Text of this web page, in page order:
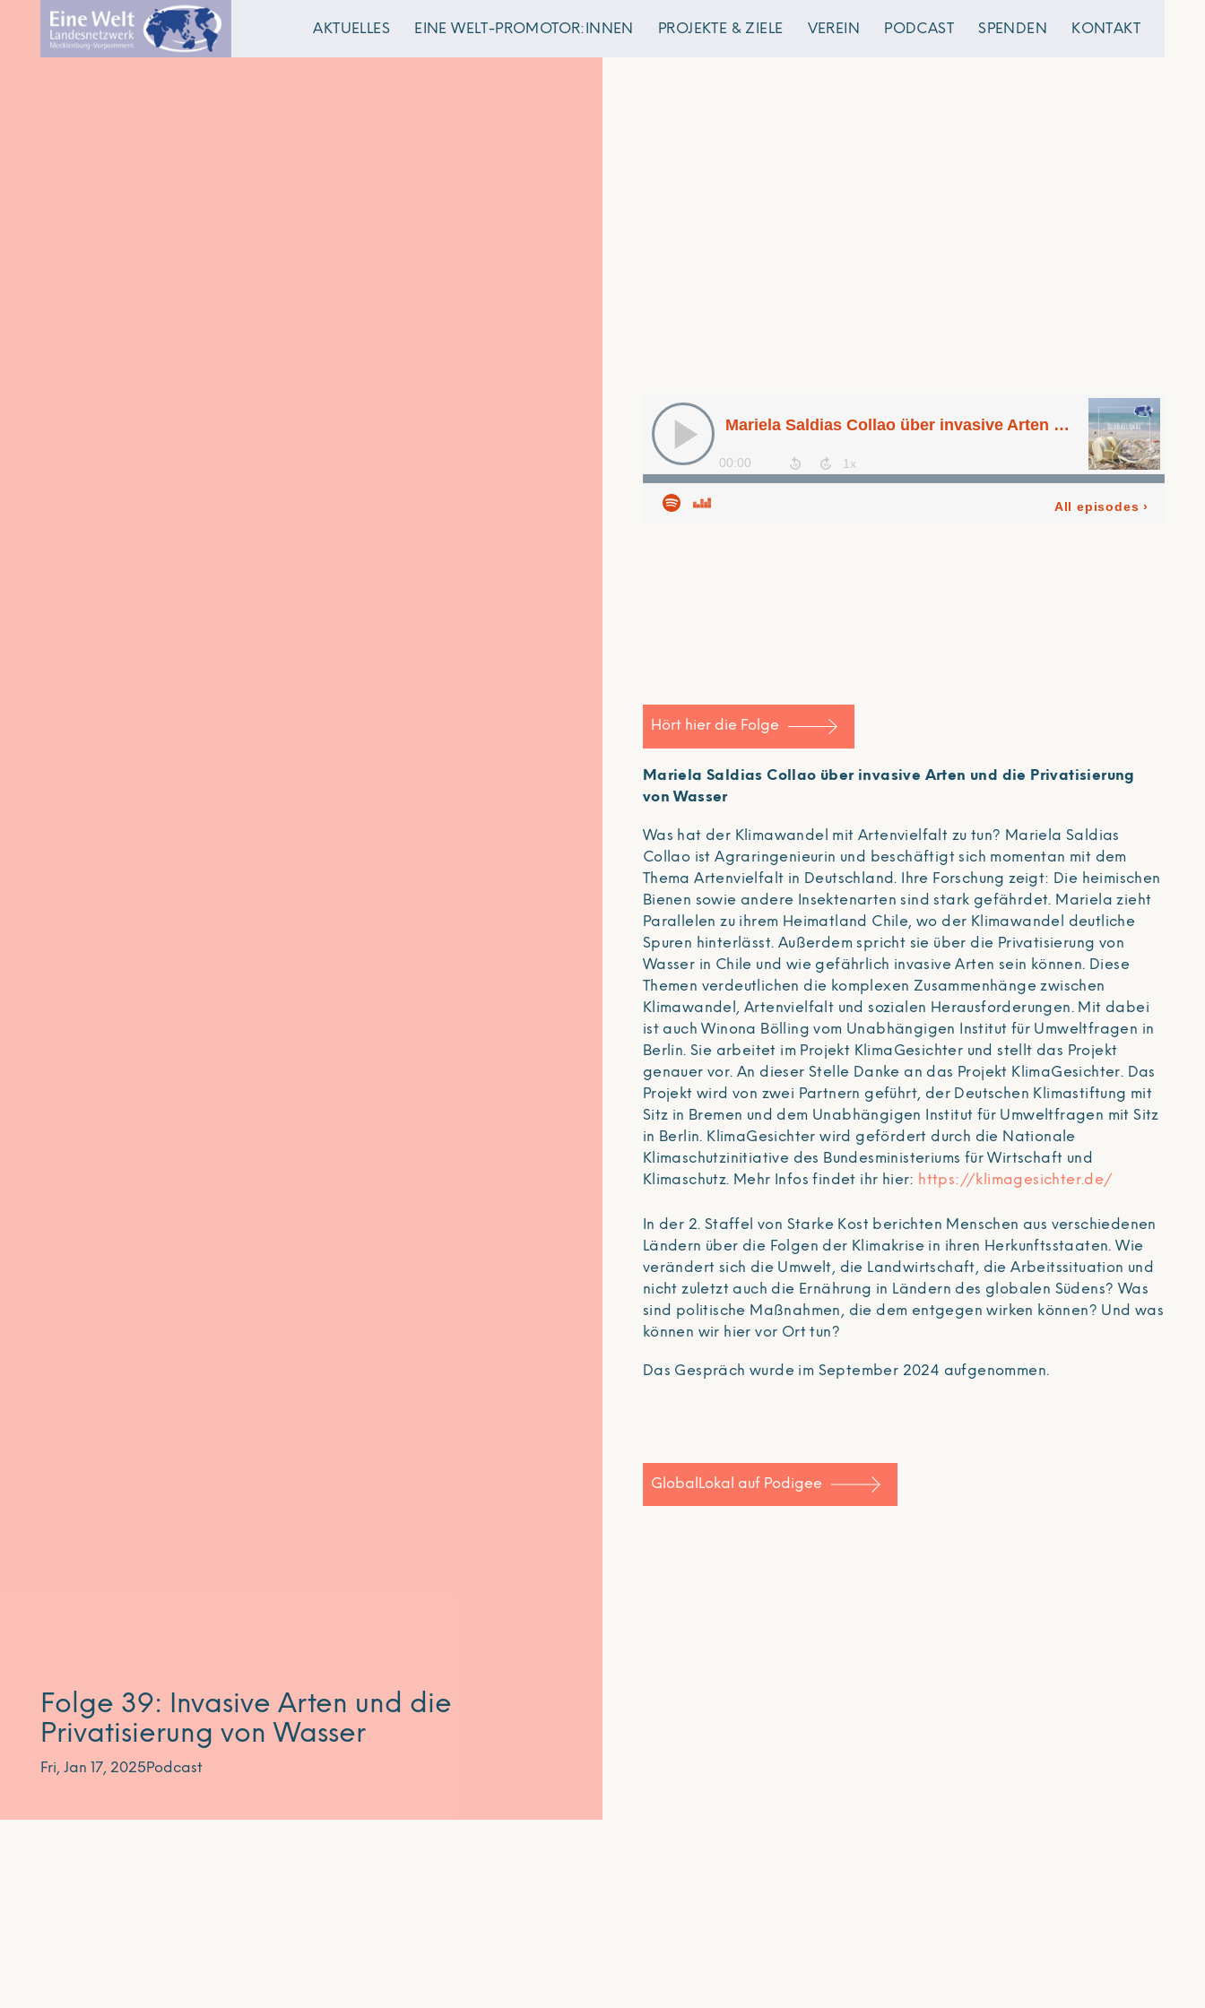
AKTUELLES EINE WELT-PROMOTOR:INNEN PROJEKTE & ZIELE VEREIN PODCAST SPENDEN KONTAKT
Folge 39: Invasive Arten und die
Privatisierung von Wasser
Fri, Jan 17, 2025Podcast
Hört hier die Folge
Mariela Saldias Collao über invasive Arten und die Privatisierung
von Wasser
Was hat der Klimawandel mit Artenvielfalt zu tun? Mariela Saldias
Collao ist Agraringenieurin und beschäftigt sich momentan mit dem
Thema Artenvielfalt in Deutschland. Ihre Forschung zeigt: Die heimischen
Bienen sowie andere Insektenarten sind stark gefährdet. Mariela zieht
Parallelen zu ihrem Heimatland Chile, wo der Klimawandel deutliche
Spuren hinterlässt. Außerdem spricht sie über die Privatisierung von
Wasser in Chile und wie gefährlich invasive Arten sein können. Diese
Themen verdeutlichen die komplexen Zusammenhänge zwischen
Klimawandel, Artenvielfalt und sozialen Herausforderungen. Mit dabei
ist auch Winona Bölling vom Unabhängigen Institut für Umweltfragen in
Berlin. Sie arbeitet im Projekt KlimaGesichter und stellt das Projekt
genauer vor. An dieser Stelle Danke an das Projekt KlimaGesichter. Das
Projekt wird von zwei Partnern geführt, der Deutschen Klimastiftung mit
Sitz in Bremen und dem Unabhängigen Institut für Umweltfragen mit Sitz
in Berlin. KlimaGesichter wird gefördert durch die Nationale
Klimaschutzinitiative des Bundesministeriums für Wirtschaft und
Klimaschutz. Mehr Infos findet ihr hier: https://klimagesichter.de/
In der 2. Staffel von Starke Kost berichten Menschen aus verschiedenen
Ländern über die Folgen der Klimakrise in ihren Herkunftsstaaten. Wie
verändert sich die Umwelt, die Landwirtschaft, die Arbeitssituation und
nicht zuletzt auch die Ernährung in Ländern des globalen Südens? Was
sind politische Maßnahmen, die dem entgegen wirken können? Und was
können wir hier vor Ort tun?
Das Gespräch wurde im September 2024 aufgenommen.
GlobalLokal auf Podigee